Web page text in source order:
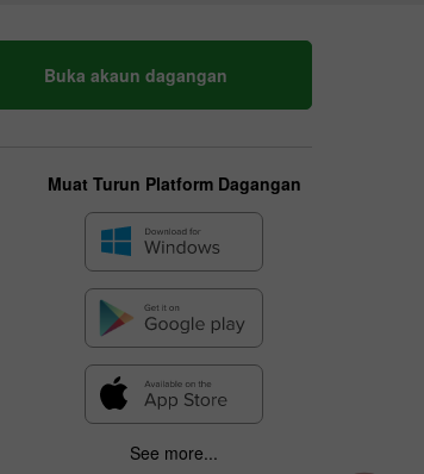
Buka akaun dagangan
Muat Turun Platform Dagangan
See more...